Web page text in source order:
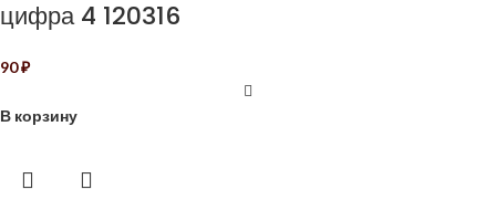
цифра 4 120316
90₽
В корзину